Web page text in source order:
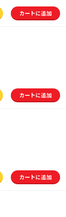
カートに追加
カートに追加
カートに追加